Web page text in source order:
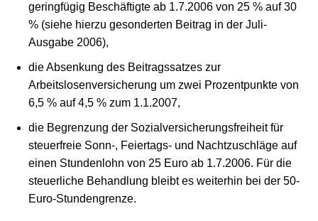
geringfügig Beschäftigte ab 1.7.2006 von 25 % auf 30
% (siehe hierzu gesonderten Beitrag in der Juli-
Ausgabe 2006),
die Absenkung des Beitragssatzes zur
Arbeitslosenversicherung um zwei Prozentpunkte von
6,5 % auf 4,5 % zum 1.1.2007,
die Begrenzung der Sozialversicherungsfreiheit für
steuerfreie Sonn-, Feiertags- und Nachtzuschläge auf
einen Stundenlohn von 25 Euro ab 1.7.2006. Für die
steuerliche Behandlung bleibt es weiterhin bei der 50-
Euro-Stundengrenze.